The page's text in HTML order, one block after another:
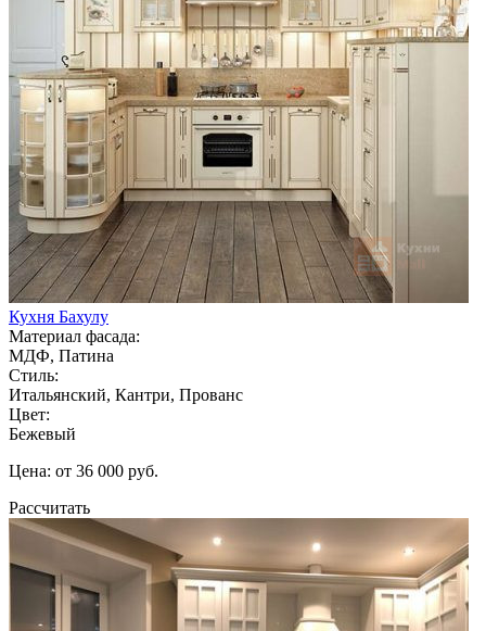
Кухня Бахулу
Материал фасада:
МДФ, Патина
Стиль:
Итальянский, Кантри, Прованс
Цвет:
Бежевый
Цена: от 36 000 руб.
Рассчитать